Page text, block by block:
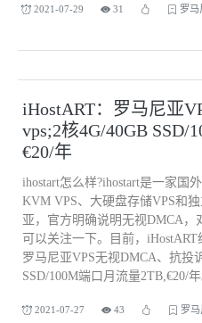
2021-07-29 31 罗马
iHostART：罗马尼亚
vps;2核4G/40GB SSD/
€20/年
ihostart怎么样?ihostart是一家国
KVM VPS、大硬盘存储VPS和
亚，官方明确说明无视DMCA，
可以关注一下。目前，iHostART
罗马尼亚VPS无视DMCA、抗投
SSD/100M端口月流量2TB,€20/
2021-07-27 43 罗马